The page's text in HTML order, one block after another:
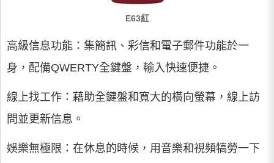
E63紅
高級信息功能：集簡訊、彩信和電子郵件功能於一
身，配備QWERTY全鍵盤，輸入快速便捷。
線上找工作：藉助全鍵盤和寬大的橫向螢幕，線上訪
問並更新信息。
娛樂無極限：在休息的時候，用音樂和視頻犒勞一下